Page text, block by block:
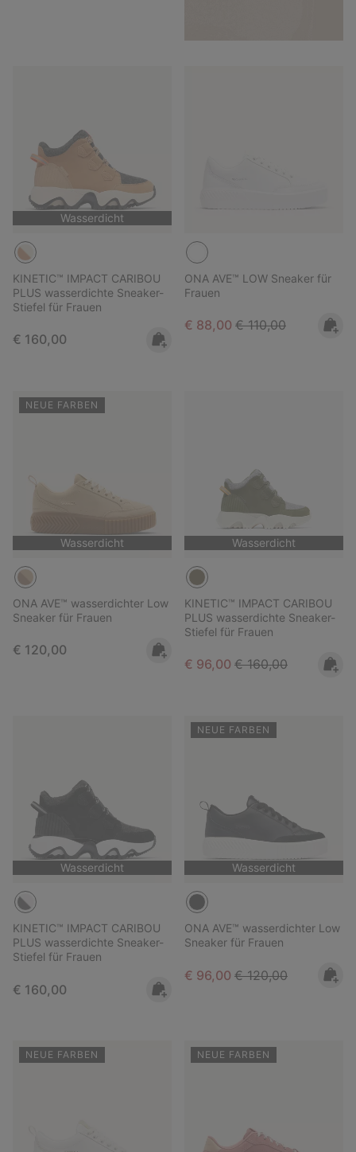
Wasserdicht
KINETIC™ IMPACT CARIBOU
PLUS wasserdichte Sneaker-
Stiefel für Frauen
Regular price:
€ 160,00
ONA AVE™ LOW Sneaker für
Frauen
Sale price:
€ 88,00 Regular price:
€ 110,00
NEUE FARBEN
Wasserdicht
ONA AVE™ wasserdichter Low
Sneaker für Frauen
Regular price:
€ 120,00
Wasserdicht
KINETIC™ IMPACT CARIBOU
PLUS wasserdichte Sneaker-
Stiefel für Frauen
Sale price:
€ 96,00 Regular price:
€ 160,00
Wasserdicht
KINETIC™ IMPACT CARIBOU
PLUS wasserdichte Sneaker-
Stiefel für Frauen
Regular price:
€ 160,00
NEUE FARBEN
Wasserdicht
ONA AVE™ wasserdichter Low
Sneaker für Frauen
Sale price:
€ 96,00 Regular price:
€ 120,00
NEUE FARBEN NEUE FARBEN